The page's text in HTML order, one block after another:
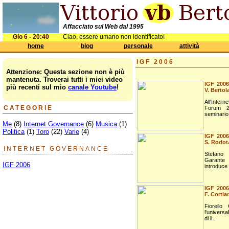
Affacciato sul Web dal 1995
Gio 6 - 20:40
Ciao, essere umano non identificato!
home
blog personale attività
Attenzione: Questa sezione non è più
mantenuta. Troverai tutti i miei video
più recenti sul mio canale Youtube!
CATEGORIE
Me (8) Internet Governance (6) Musica(1)
Politica(1) Toro (22) Varie (4)
INTERNET GOVERNANCE
IGF 2006
IGF 2006
IGF
V.
Forum
IGF
S.
introduce
IGF
F.
Fiorello
di li...